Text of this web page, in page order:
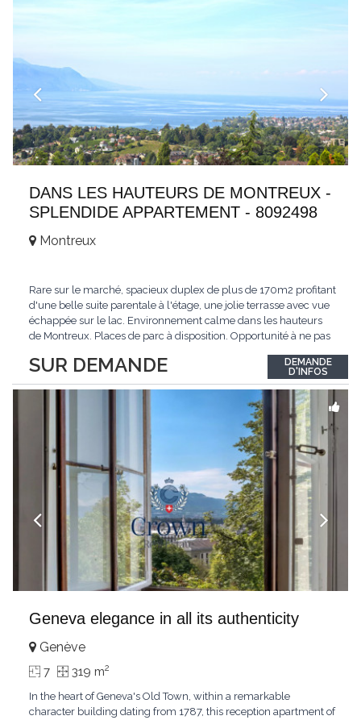
DANS LES HAUTEURS DE MONTREUX -
SPLENDIDE APPARTEMENT - 8092498
SUR DEMANDE
Montreux
Rare sur le marché, spacieux duplex de plus de 170m2 profitant
d'une belle suite parentale à l'étage, une jolie terrasse avec vue
échappée sur le lac. Environnement calme dans les hauteurs
de Montreux. Places de parc à disposition. Opportunité à ne pas
auf dem Markt, geräumiges Duplex von mehr als 170m2 mit
einer schönen...
DEMANDE
D'INFOS
Geneva elegance in all its authenticity
Genève
7 319 m2
In the heart of Geneva's Old Town, within a remarkable
character building dating from 1787, this reception apartment of